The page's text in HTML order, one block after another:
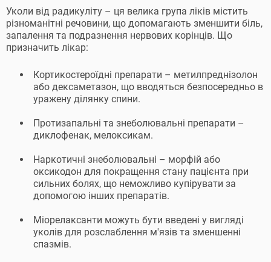
Уколи від радикуліту – ця велика група ліків містить
різноманітні речовини, що допомагають зменшити біль,
запалення та подразнення нервових корінців. Що
призначить лікар:
Кортикостероїдні препарати – метилпреднізолон
або дексаметазон, що вводяться безпосередньо в
уражену ділянку спини.
Протизапальні та знеболювальні препарати –
диклофенак, мелоксикам.
Наркотичні знеболювальні – морфій або
оксикодон для покращення стану пацієнта при
сильних болях, що неможливо купірувати за
допомогою інших препаратів.
Міорелаксанти можуть бути введені у вигляді
уколів для розслаблення м'язів та зменшенні
спазмів.